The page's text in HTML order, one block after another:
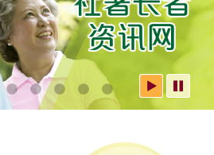
网